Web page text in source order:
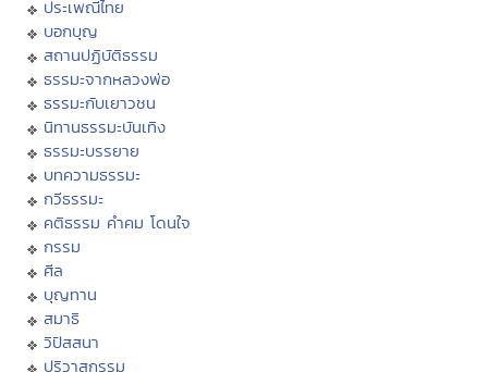
ประเพณีไทย
บอกบุญ
สถานปฏิบัติธรรม
ธรรมะจากหลวงพ่อ
ธรรมะกับเยาวชน
นิทานธรรมะบันเทิง
ธรรมะบรรยาย
บทความธรรมะ
กวีธรรมะ
คติธรรม คำคม โดนใจ
กรรม
ศีล
บุญทาน
สมาธิ
วิปัสสนา
ปริวาสกรรม